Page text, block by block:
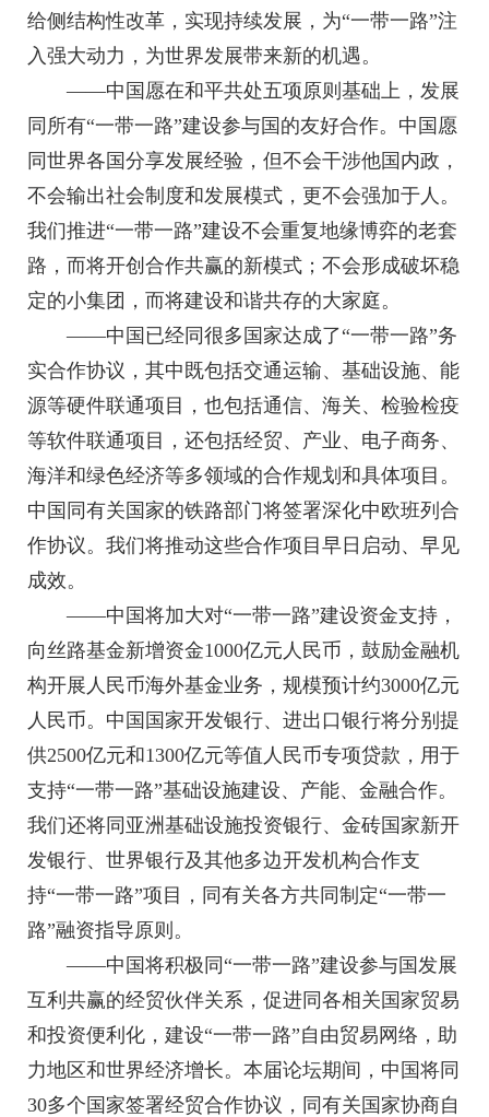
给侧结构性改革，实现持续发展，为“一带一路”注
入强大动力，为世界发展带来新的机遇。
——中国愿在和平共处五项原则基础上，发展
同所有“一带一路”建设参与国的友好合作。中国愿
同世界各国分享发展经验，但不会干涉他国内政，
不会输出社会制度和发展模式，更不会强加于人。
我们推进“一带一路”建设不会重复地缘博弈的老套
路，而将开创合作共赢的新模式；不会形成破坏稳
定的小集团，而将建设和谐共存的大家庭。
——中国已经同很多国家达成了“一带一路”务
实合作协议，其中既包括交通运输、基础设施、能
源等硬件联通项目，也包括通信、海关、检验检疫
等软件联通项目，还包括经贸、产业、电子商务、
海洋和绿色经济等多领域的合作规划和具体项目。
中国同有关国家的铁路部门将签署深化中欧班列合
作协议。我们将推动这些合作项目早日启动、早见
成效。
——中国将加大对“一带一路”建设资金支持，
向丝路基金新增资金1000亿元人民币，鼓励金融机
构开展人民币海外基金业务，规模预计约3000亿元
人民币。中国国家开发银行、进出口银行将分别提
供2500亿元和1300亿元等值人民币专项贷款，用于
支持“一带一路”基础设施建设、产能、金融合作。
我们还将同亚洲基础设施投资银行、金砖国家新开
发银行、世界银行及其他多边开发机构合作支
持“一带一路”项目，同有关各方共同制定“一带一
路”融资指导原则。
——中国将积极同“一带一路”建设参与国发展
互利共赢的经贸伙伴关系，促进同各相关国家贸易
和投资便利化，建设“一带一路”自由贸易网络，助
力地区和世界经济增长。本届论坛期间，中国将同
30多个国家签署经贸合作协议，同有关国家协商自